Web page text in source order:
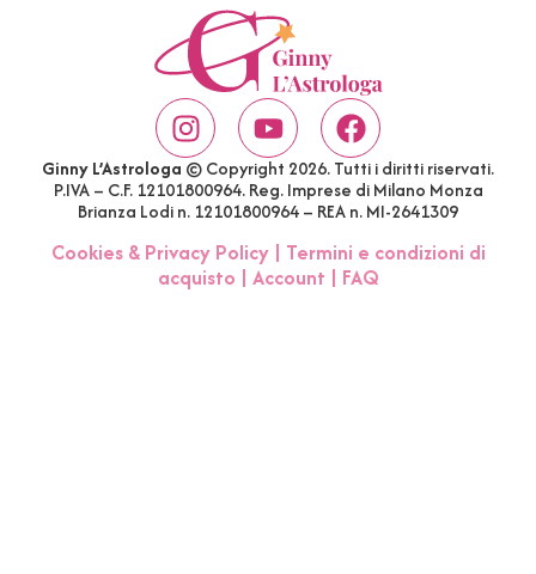
Ginny L’Astrologa © Copyright 2026. Tutti i diritti riservati.
P.IVA – C.F. 12101800964. Reg. Imprese di Milano Monza
Brianza Lodi n. 12101800964 – REA n. MI-2641309
Cookies & Privacy Policy| Termini e condizioni di
acquisto | Account | FAQ